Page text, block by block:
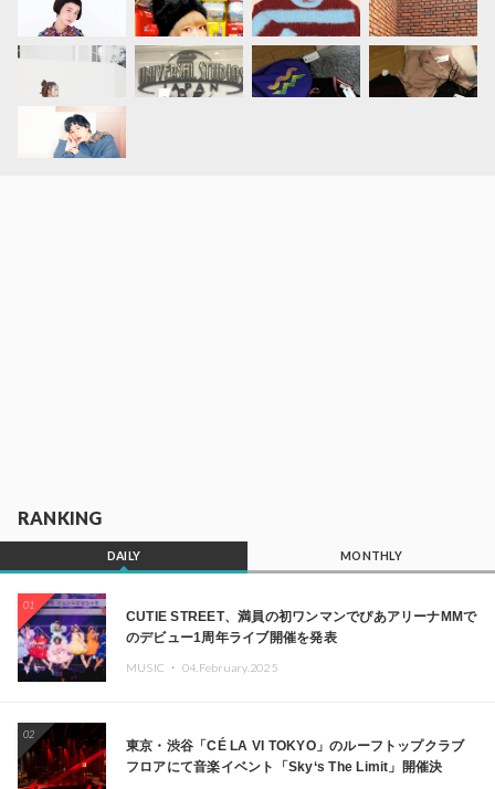
RANKING
DAILY MONTHLY
01
CUTIE STREET、満員の初ワンマンでぴあアリーナMMで
のデビュー1周年ライブ開催を発表
MUSIC ・ 04.February.2025
02
東京・渋谷「CÉ LA VI TOKYO」のルーフトップクラブ
フロアにて音楽イベント「Sky‘s The Limit」開催決